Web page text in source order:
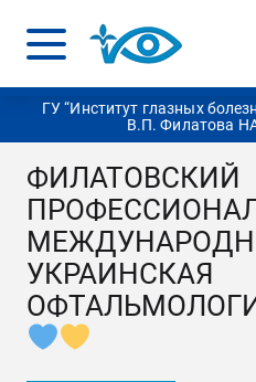
ГУ “Институт глазных
В.П. Филатова
ФИЛАТОВСКИЙ
УКРАИНСКАЯ